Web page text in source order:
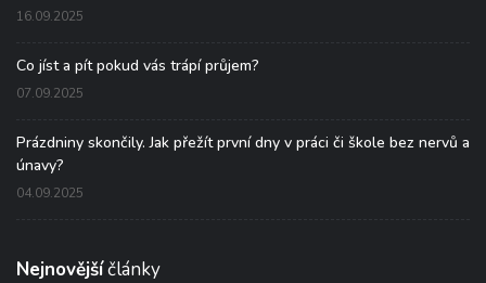
16.09.2025
Co jíst a pít pokud vás trápí průjem?
07.09.2025
Prázdniny skončily. Jak přežít první dny v práci či škole bez nervů a
únavy?
04.09.2025
Nejnovějšíčlánky